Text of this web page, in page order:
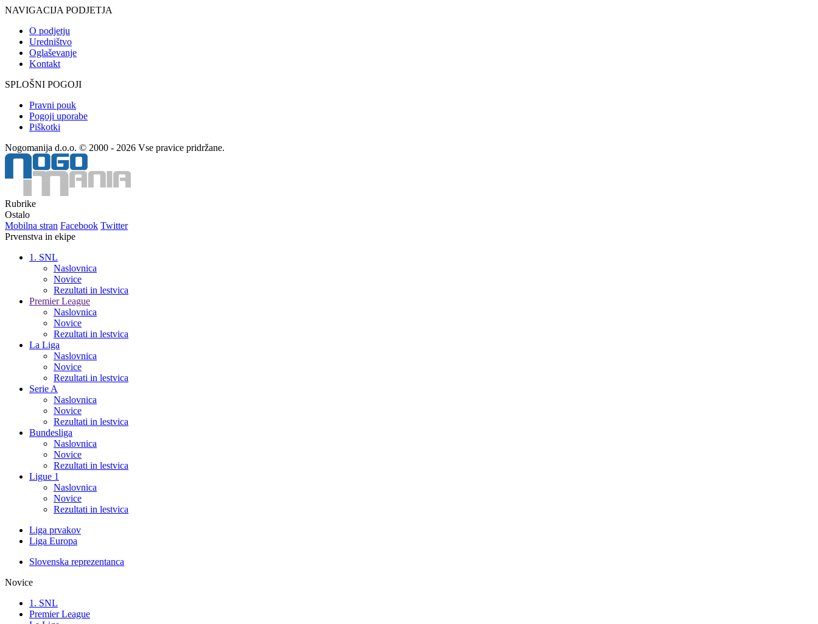
NAVIGACIJA PODJETJA
O podjetju
Uredništvo
Oglaševanje
Kontakt
SPLOŠNI POGOJI
Pravni pouk
Pogoji uporabe
Piškotki
Nogomanija d.o.o. © 2000 - 2026 Vse pravice pridržane.
Rubrike
Ostalo
Mobilna stran Facebook Twitter
Prvenstva in ekipe
1. SNL
Naslovnica
Novice
Rezultati in lestvica
Premier League
Naslovnica
Novice
Rezultati in lestvica
La Liga
Naslovnica
Novice
Rezultati in lestvica
Serie A
Naslovnica
Novice
Rezultati in lestvica
Bundesliga
Naslovnica
Novice
Rezultati in lestvica
Ligue 1
Naslovnica
Novice
Rezultati in lestvica
Liga prvakov
Liga Europa
Slovenska reprezentanca
Novice
1. SNL
Premier League